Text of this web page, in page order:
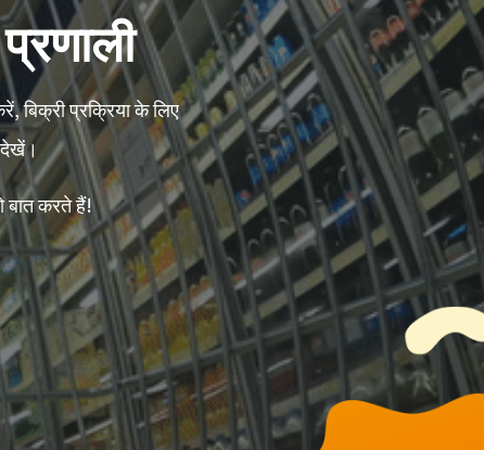
बिक्री प्रक्रिया के लिए
देखें।
बात करते हैं!